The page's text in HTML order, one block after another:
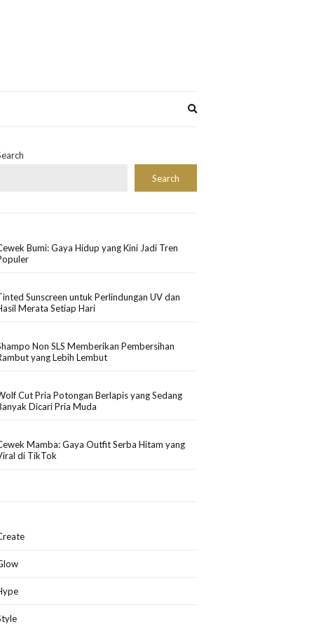
Search
Bumi: Gaya Hidup yang Kini Jadi Tren
Sunscreen untuk Perlindungan UV dan
Merata Setiap Hari
Non SLS Memberikan Pembersihan
yang Lebih Lembut
Cut Pria Potongan Berlapis yang Sedang
Dicari Pria Muda
Mamba: Gaya Outfit Serba Hitam yang
di TikTok